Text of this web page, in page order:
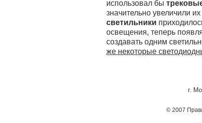
использовал бы
значительно увеличили
светильники
освещения, теперь
создавать одним
же некоторые
г.
© 2007